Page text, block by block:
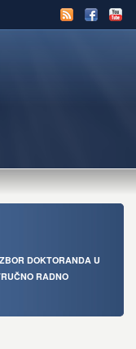
DOKTORANDA U
RADNO